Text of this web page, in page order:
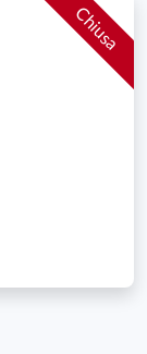
Chiusa